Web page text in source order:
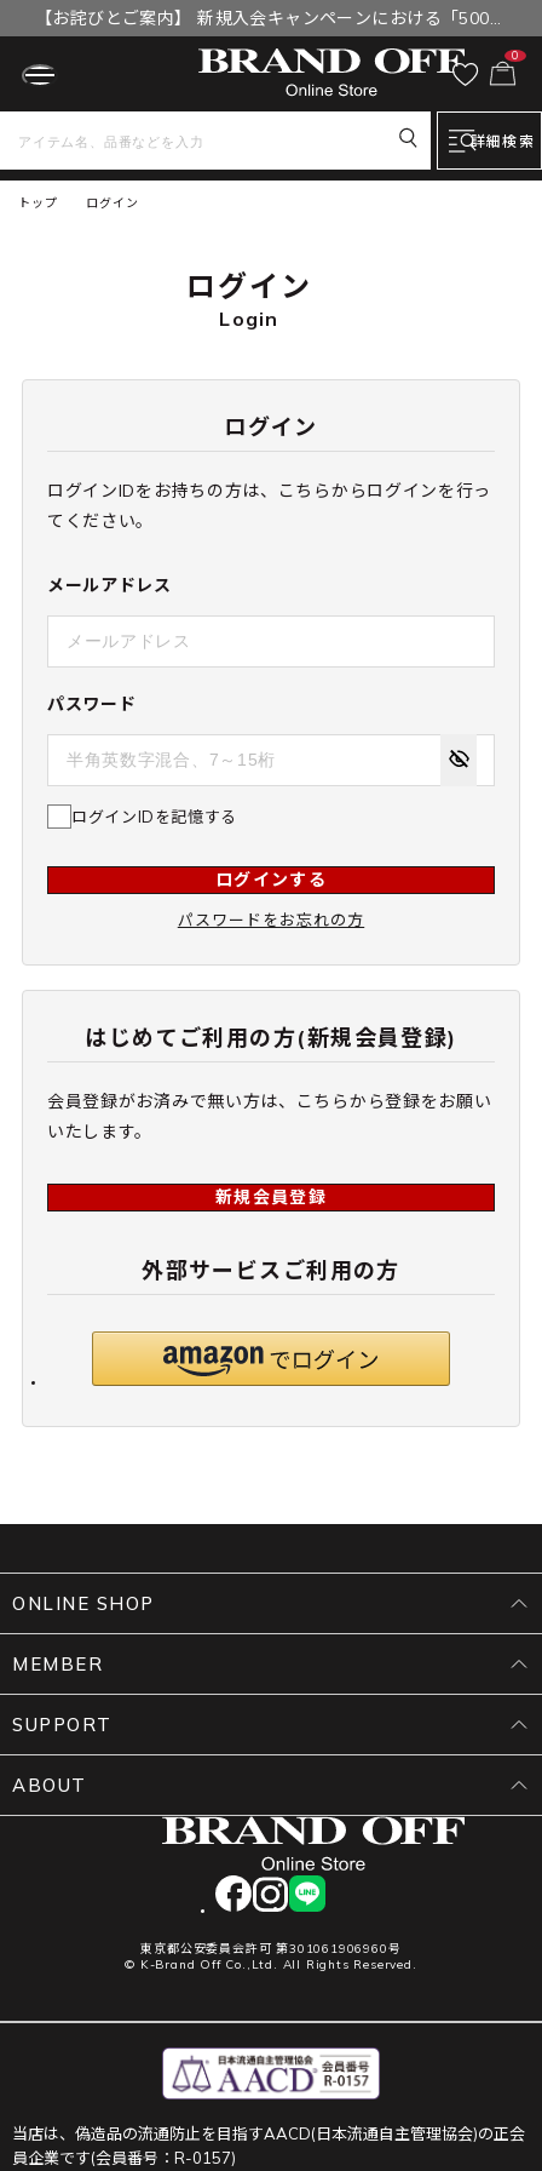
【お詫びとご案内】 新規入会キャンペーンにおける「500円
OFFクーポン」付与漏れと補填について
0
詳細検索
トップ ログイン
ログイン
Login
ログイン
ログインIDをお持ちの方は、こちらからログインを行っ
てください。
メールアドレス
パスワード
ログインIDを記憶する
ログインする
パスワードをお忘れの方
はじめてご利用の方(新規会員登録)
会員登録がお済みで無い方は、こちらから登録をお願い
いたします。
新規会員登録
外部サービスご利用の方
facebookinstagram
LINE
東京都公安委員会許可 第301061906960号
© K-Brand Off Co.,Ltd. All Rights Reserved.
ONLINE SHOP
MEMBER
SUPPORT
ABOUT
当店は、偽造品の流通防止を目指すAACD(日本流通自主管理協会)の正会
員企業です(会員番号：R-0157)